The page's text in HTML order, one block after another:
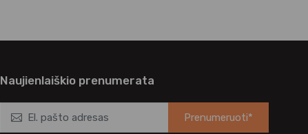
Naujienlaiškio prenumerata
Prenumeruoti*